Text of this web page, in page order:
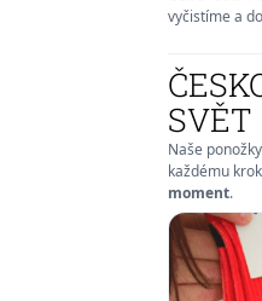
vyčistíme a
SVĚT
Naše
každému
moment.